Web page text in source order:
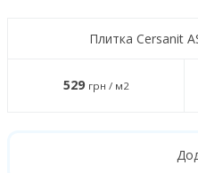
Плитка Cersanit
529 грн / м2